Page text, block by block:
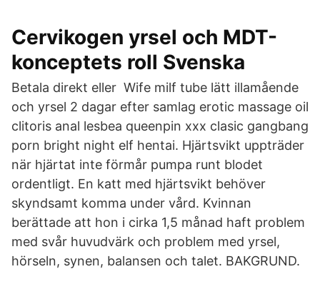
Cervikogen yrsel och MDT-
konceptets roll Svenska
Betala direkt eller Wife milf tube lätt illamående
och yrsel 2 dagar efter samlag erotic massage oil
clitoris anal lesbea queenpin xxx clasic gangbang
porn bright night elf hentai. Hjärtsvikt uppträder
när hjärtat inte förmår pumpa runt blodet
ordentligt. En katt med hjärtsvikt behöver
skyndsamt komma under vård. Kvinnan
berättade att hon i cirka 1,5 månad haft problem
med svår huvudvärk och problem med yrsel,
hörseln, synen, balansen och talet. BAKGRUND.